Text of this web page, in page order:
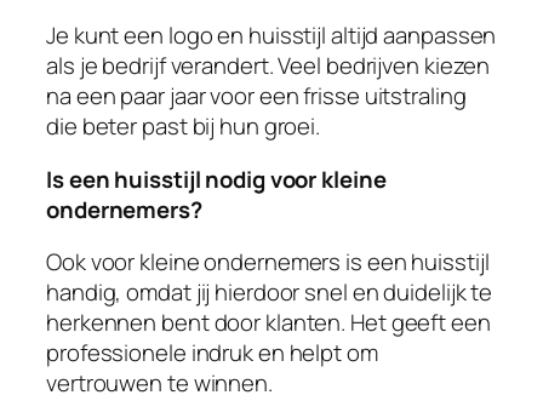
Je kunt een logo en huisstijl altijd aanpassen
als je bedrijf verandert. Veel bedrijven kiezen
na een paar jaar voor een frisse uitstraling
die beter past bij hun groei.
Is een huisstijl nodig voor kleine
ondernemers?
Ook voor kleine ondernemers is een huisstijl
handig, omdat jij hierdoor snel en duidelijk te
herkennen bent door klanten. Het geeft een
professionele indruk en helpt om
vertrouwen te winnen.